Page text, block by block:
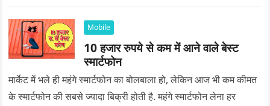
Mobile
10 हजार रुपये से कम में आने वाले बेस्ट
स्मार्टफोन
मार्केट में भले ही महंगे स्मार्टफोन का बोलबाला हो, लेकिन आज भी कम कीमत
के स्मार्टफोन की सबसे ज्यादा बिक्री होती है. महंगे स्मार्टफोन लेना हर